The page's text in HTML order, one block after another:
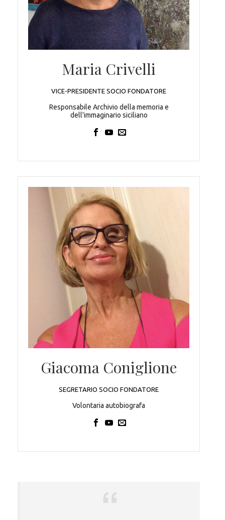
Maria Crivelli
VICE-PRESIDENTE SOCIO FONDATORE
Responsabile Archivio della memoria e
dell'immaginario siciliano
Giacoma Coniglione
SEGRETARIO SOCIO FONDATORE
Volontaria autobiografa